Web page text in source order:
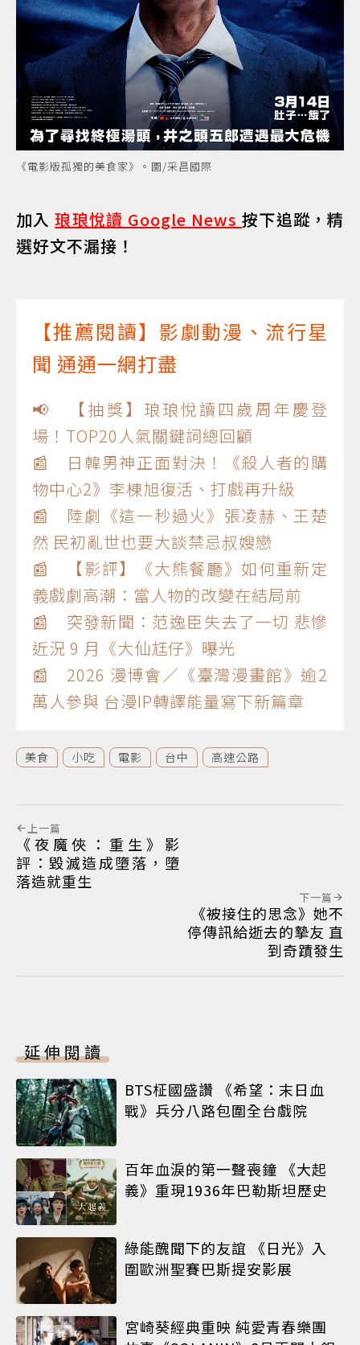
《電影版孤獨的美食家》。圖/采昌國際
加入琅琅悅讀 Google News按下追蹤，精
選好文不漏接！
【推薦閱讀】影劇動漫、流行星
聞 通通一網打盡
📢 【抽獎】琅琅悅讀四歲周年慶登
場！TOP20人氣關鍵詞總回顧
📰 日韓男神正面對決！《殺人者的購
物中心2》李棟旭復活、打戲再升級
📰 陸劇《這一秒過火》張凌赫、王楚
然 民初亂世也要大談禁忌叔嫂戀
📰 【影評】《大熊餐廳》如何重新定
義戲劇高潮：當人物的改變在結局前
📰 突發新聞：范逸臣失去了一切 悲慘
近況 9 月《大仙尪仔》曝光
📰 2026 漫博會／《臺灣漫畫館》逾2
萬人參與 台漫IP轉譯能量寫下新篇章
美食 小吃 電影 台中 高速公路
上一篇
《夜魔俠：重生》影
評：毀滅造成墮落，墮
落造就重生
下一篇
《被接住的思念》她不
停傳訊給逝去的摯友 直
到奇蹟發生
延伸閱讀
BTS柾國盛讚 《希望：末日血
戰》兵分八路包圍全台戲院
百年血淚的第一聲喪鐘 《大起
義》重現1936年巴勒斯坦歷史
綠能醜聞下的友誼 《日光》入
圍歐洲聖賽巴斯提安影展
宮崎葵經典重映 純愛青春樂團